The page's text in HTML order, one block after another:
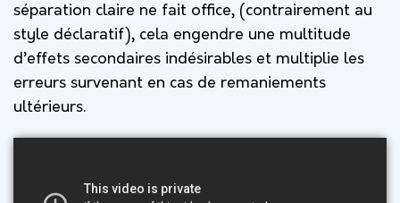
séparation claire ne fait office, (contrairement au
style déclaratif), cela engendre une multitude
d’effets secondaires indésirables et multiplie les
erreurs survenant en cas de remaniements
ultérieurs.